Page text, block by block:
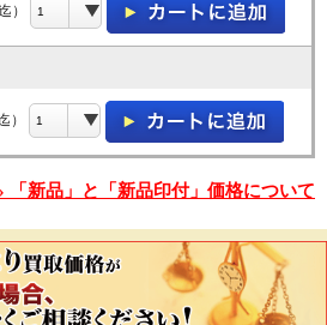
）
）
「新品」と「新品印付」価格について